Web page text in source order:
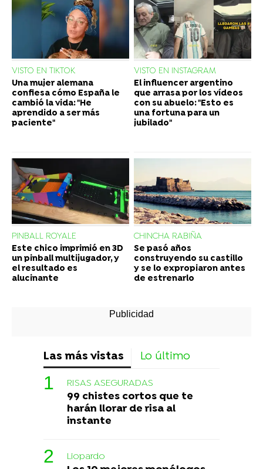
VISTO EN TIKTOK
Una mujer alemana
confiesa cómo España le
cambió la vida: "He
aprendido a ser más
paciente"
VISTO EN INSTAGRAM
El influencer argentino
que arrasa por los vídeos
con su abuelo: "Esto es
una fortuna para un
jubilado"
PINBALL ROYALE
Este chico imprimió en 3D
un pinball multijugador, y
el resultado es
alucinante
CHINCHA RABIÑA
Se pasó años
construyendo su castillo
y se lo expropiaron antes
de estrenarlo
Las más vistas Lo último
RISAS ASEGURADAS
99 chistes cortos que te
harán llorar de risa al
instante
Liopardo